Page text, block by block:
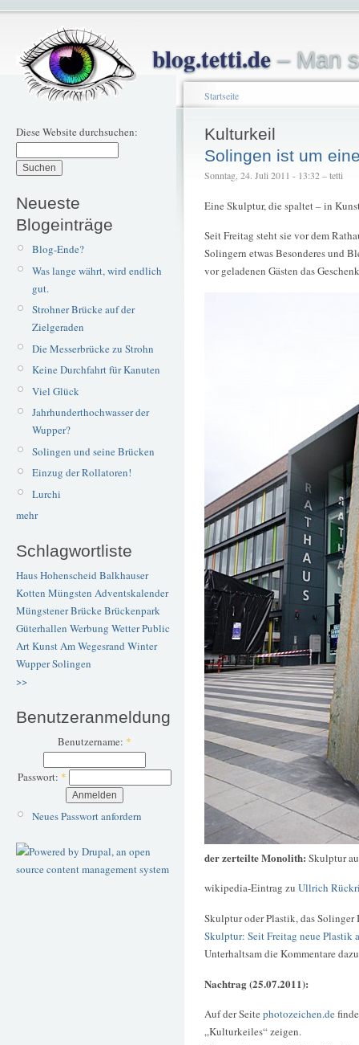
blog.tetti.de– Man
Diese Website durchsuchen:
Neueste
Blogeinträge
Blog-Ende?
Was lange währt, wird endlich
gut.
Strohner Brücke auf der
Zielgeraden
Die Messerbrücke zu Strohn
Keine Durchfahrt für Kanuten
Viel Glück
Jahrhunderthochwasser der
Wupper?
Solingen und seine Brücken
Einzug der Rollatoren!
Lurchi
mehr
Schlagwortliste
Haus Hohenscheid Balkhauser
Kotten Müngsten Adventskalender
Müngstener BrückeBrückenpark
Güterhallen Werbung WetterPublic
ArtKunstAm Wegesrand Winter
WupperSolingen
>>
Benutzeranmeldung
Benutzername: *
Passwort: *
Neues Passwort anfordern
Startseite
Kulturkeil
Solingen ist um
Sonntag, 24. Juli 2011 - 13:32 – tetti
Eine Skulptur, die spaltet – in
Seit Freitag steht sie vor dem
Solingern etwas Besonderes und
vor geladenen Gästen das
der zerteilte Monolith: Skulptur
wikipedia-Eintrag zu Ullrich
Skulptur oder Plastik, das
Skulptur: Seit Freitag neue Plastik
Unterhaltsam die Kommentare
Nachtrag (25.07.2011):
Auf der Seite photozeichen.de
„Kulturkeiles“ zeigen.